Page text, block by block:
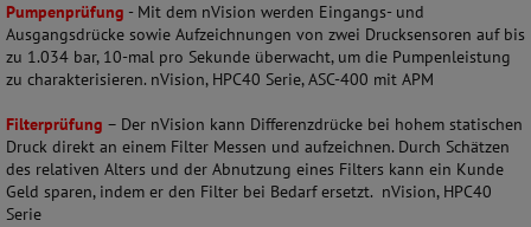
Pumpenprüfung - Mit dem nVision werden Eingangs- und
Ausgangsdrücke sowie Aufzeichnungen von zwei Drucksensoren auf bis
zu 1.034 bar, 10-mal pro Sekunde überwacht, um die Pumpenleistung
zu charakterisieren. nVision, HPC40 Serie, ASC-400 mit APM
Filterprüfung – Der nVision kann Differenzdrücke bei hohem statischen
Druck direkt an einem Filter Messen und aufzeichnen. Durch Schätzen
des relativen Alters und der Abnutzung eines Filters kann ein Kunde
Geld sparen, indem er den Filter bei Bedarf ersetzt. nVision, HPC40
Serie